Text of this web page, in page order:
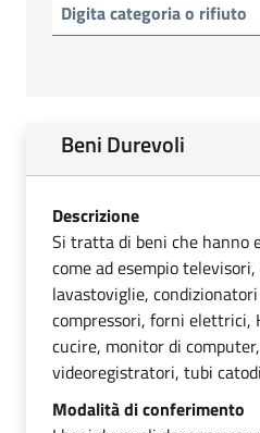
Beni Durevoli
Descrizione
Si tratta di beni che hanno
come ad esempio
lavastoviglie,
compressori, forni elettrici,
cucire, monitor di
videoregistratori, tubi
Modalità di conferimento